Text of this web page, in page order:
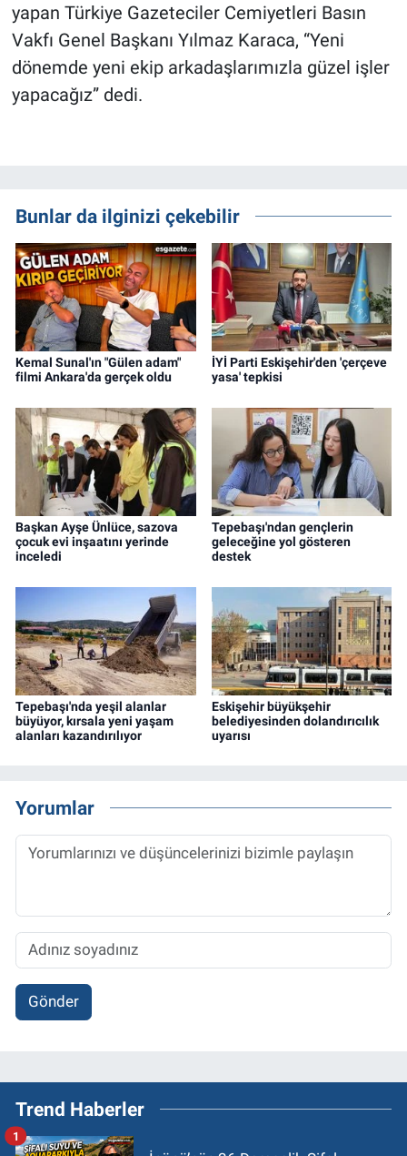
yapan Türkiye Gazeteciler Cemiyetleri Basın
Vakfı Genel Başkanı Yılmaz Karaca, “Yeni
dönemde yeni ekip arkadaşlarımızla güzel işler
yapacağız” dedi.
Bunlar da ilginizi çekebilir
Kemal Sunal'ın "Gülen adam"
filmi Ankara'da gerçek oldu
İYİ Parti Eskişehir'den 'çerçeve
yasa' tepkisi
Başkan Ayşe Ünlüce, sazova
çocuk evi inşaatını yerinde
inceledi
Tepebaşı'ndan gençlerin
geleceğine yol gösteren
destek
Tepebaşı'nda yeşil alanlar
büyüyor, kırsala yeni yaşam
alanları kazandırılıyor
Eskişehir büyükşehir
belediyesinden dolandırıcılık
uyarısı
Yorumlar
Gönder
Trend Haberler
1